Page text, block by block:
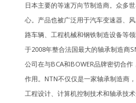
日本主要的等速万向节制造商。众多
心。产品也被广泛用于汽车变速器、
路车辆、工程机械和钢铁制造设备等
于2008年整合法国最大的轴承制造商
公司在与BCA和BOWER品牌密切合
作用。NTN不仅仅是一家轴承制造商
工程设计、计算机控制技术和轴承技